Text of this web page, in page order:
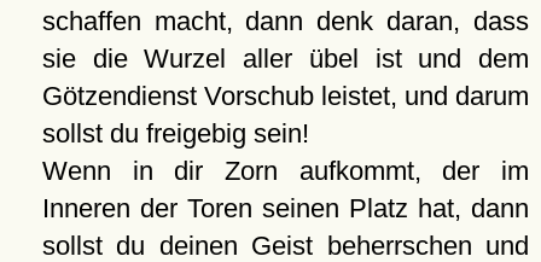
schaffen macht, dann denk daran, dass
sie die Wurzel aller übel ist und dem
Götzendienst Vorschub leistet, und darum
sollst du freigebig sein!
Wenn in dir Zorn aufkommt, der im
Inneren der Toren seinen Platz hat, dann
sollst du deinen Geist beherrschen und